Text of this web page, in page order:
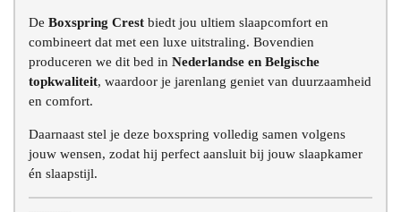
De Boxspring Crest biedt jou ultiem slaapcomfort en
combineert dat met een luxe uitstraling. Bovendien
produceren we dit bed in Nederlandse en Belgische
topkwaliteit, waardoor je jarenlang geniet van duurzaamheid
en comfort.
Daarnaast stel je deze boxspring volledig samen volgens
jouw wensen, zodat hij perfect aansluit bij jouw slaapkamer
én slaapstijl.